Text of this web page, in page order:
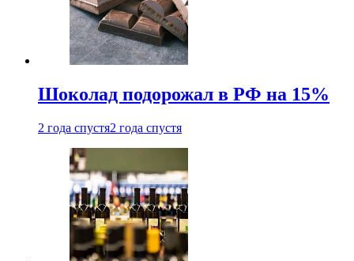
Шоколад подорожал в РФ на 15%
2 года спустя2 года спустя